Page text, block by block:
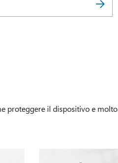
proteggere il dispositivo e molto